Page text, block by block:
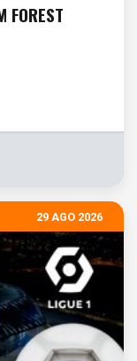
FOREST
29 AGO 2026